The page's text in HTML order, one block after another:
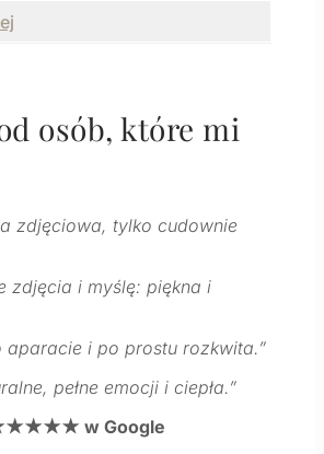
osób, które mi
zdjęciowa, tylko cudownie
zdjęcia i myślę: piękna i
aparacie i po prostu rozkwita.”
pełne emocji i ciepła.”
★★★★★ w Google